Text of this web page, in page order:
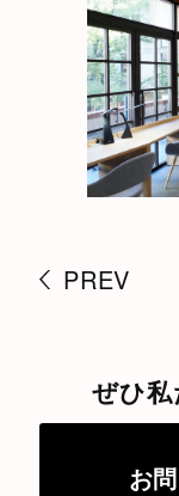
PREV
ぜひ私
お